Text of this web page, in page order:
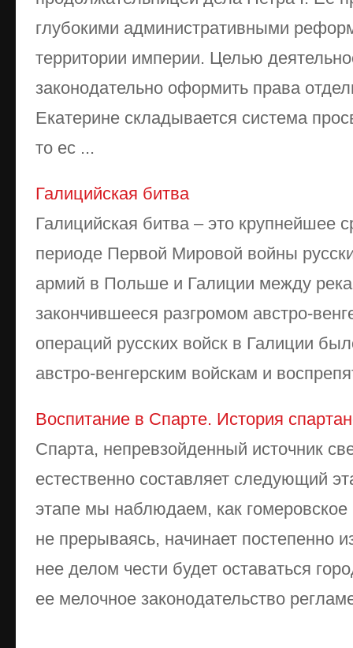
глубокими административными
территории империи. Целью
законодательно оформить права
Екатерине складывается система
то ес ...
Галицийская битва
Галицийская битва – это крупнейшее
периоде Первой Мировой войны
армий в Польше и Галиции между
закончившееся разгромом австро-
операций русских войск в Галиции
австро-венгерским войскам и
Воспитание в Спарте. История
Спарта, непревзойденный источник
естественно составляет следующий
этапе мы наблюдаем, как
не прерываясь, начинает постепенно
нее делом чести будет оставаться
ее мелочное законодательство